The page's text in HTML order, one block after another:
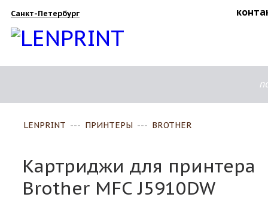
Санкт-Петербург
LENPRINT --- ПРИНТЕРЫ --- BROTHER
Картриджи для принтера
Brother MFC J5910DW